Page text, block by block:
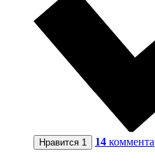
Нравится 1 14